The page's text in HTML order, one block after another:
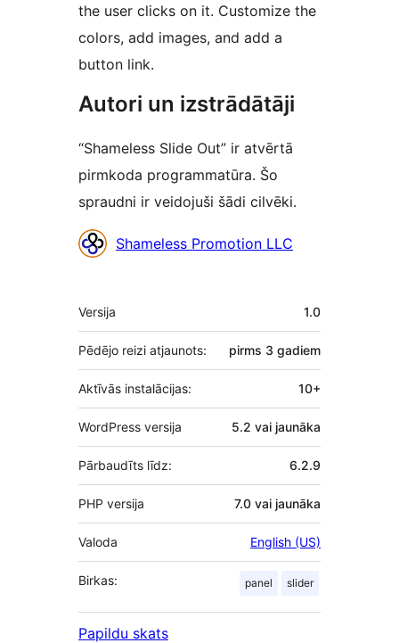
the user clicks on it. Customize the
colors, add images, and add a
button link.
Autori un izstrādātāji
“Shameless Slide Out” ir atvērtā
pirmkoda programmatūra. Šo
spraudni ir veidojuši šādi cilvēki.
Līdzdalībnieki
Shameless Promotion LLC
Meta
Versija 1.0
Pēdējo reizi atjaunots: pirms 3 gadiem
Aktīvās instalācijas: 10+
WordPress versija 5.2 vai jaunāka
Pārbaudīts līdz: 6.2.9
PHP versija 7.0 vai jaunāka
Valoda English (US)
Birkas: panel slider
Papildu skats